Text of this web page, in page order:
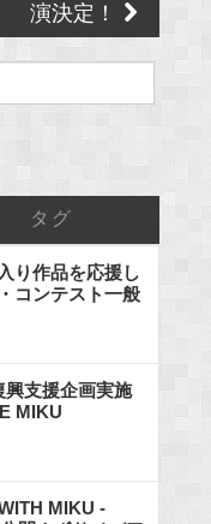
演決定！
タグ
り作品を応援し
コンテスト一般
興支援企画実施
MIKU
MIKU -